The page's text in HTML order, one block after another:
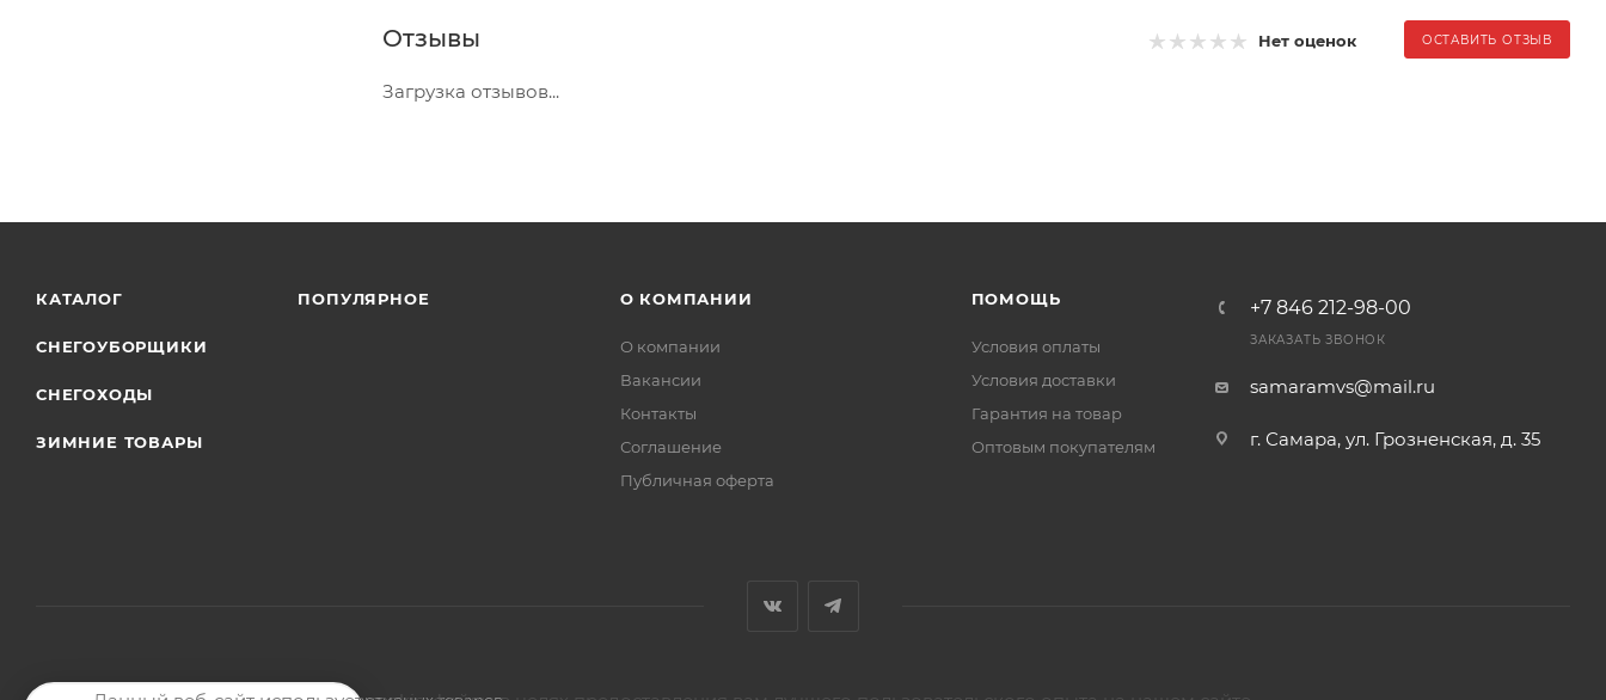
Отзывы Нет оценок ОСТАВИТЬ ОТЗЫВ
Загрузка отзывов...
КАТАЛОГ
СНЕГОУБОРЩИКИ
СНЕГОХОДЫ
ЗИМНИЕ ТОВАРЫ
ПОПУЛЯРНОЕ О КОМПАНИИ
О компании
Вакансии
Контакты
Соглашение
Публичная оферта
ПОМОЩЬ
Условия оплаты
Условия доставки
Гарантия на товар
Оптовым покупателям
+7 846 212-98-00
ЗАКАЗАТЬ ЗВОНОК
samaramvs@mail.ru
г. Самара, ул. Грозненская, д. 35